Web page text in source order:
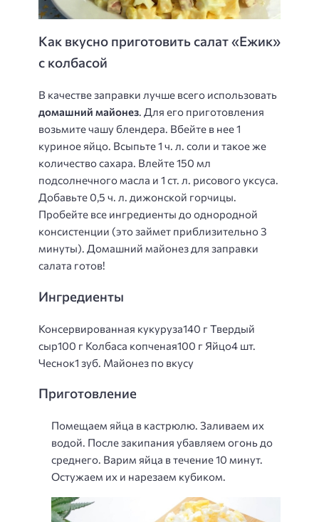
Как вкусно приготовить салат «Ежик»
с колбасой
В качестве заправки лучше всего использовать
домашний майонез. Для его приготовления
возьмите чашу блендера. Вбейте в нее 1
куриное яйцо. Всыпьте 1 ч. л. соли и такое же
количество сахара. Влейте 150 мл
подсолнечного масла и 1 ст. л. рисового уксуса.
Добавьте 0,5 ч. л. дижонской горчицы.
Пробейте все ингредиенты до однородной
консистенции (это займет приблизительно 3
минуты). Домашний майонез для заправки
салата готов!
Ингредиенты
Консервированная кукуруза140 г Твердый
сыр100 г Колбаса копченая100 г Яйцо4 шт.
Чеснок1 зуб. Майонез по вкусу
Приготовление
Помещаем яйца в кастрюлю. Заливаем их
водой. После закипания убавляем огонь до
среднего. Варим яйца в течение 10 минут.
Остужаем их и нарезаем кубиком.